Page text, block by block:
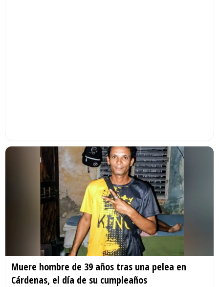
Muere hombre de 39 años tras una pelea en
Cárdenas, el día de su cumpleaños